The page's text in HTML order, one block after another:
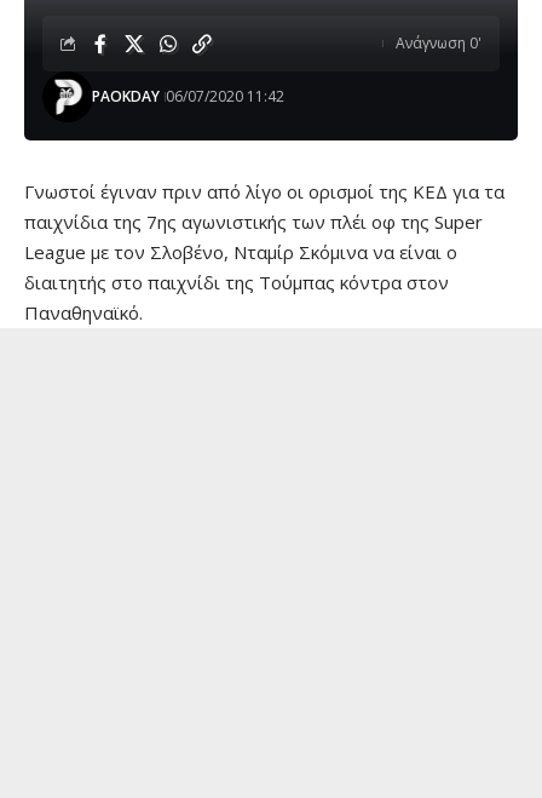
PAOKDAY 06/07/2020 11:42
Ανάγνωση 0'
Γνωστοί έγιναν πριν από λίγο οι ορισμοί της ΚΕΔ για τα
παιχνίδια της 7ης αγωνιστικής των πλέι οφ της Super
League με τον Σλοβένο, Νταμίρ Σκόμινα να είναι ο
διαιτητής στο παιχνίδι της Τούμπας κόντρα στον
Παναθηναϊκό.